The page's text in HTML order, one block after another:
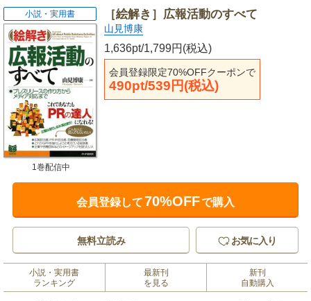
［絵解き］広報活動のすべて
山見博康
1,636pt/1,799円(税込)
会員登録限定70%OFFクーポンで
490pt/539円(税込)
小説・実用書
1巻配信中
会員登録して70%OFFで購入
無料立読み お気に入り
小説・実用書
ランキング
最新刊
を見る
新刊
自動購入